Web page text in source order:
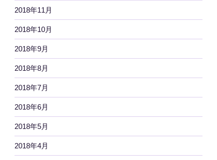
2018年11月
2018年10月
2018年9月
2018年8月
2018年7月
2018年6月
2018年5月
2018年4月